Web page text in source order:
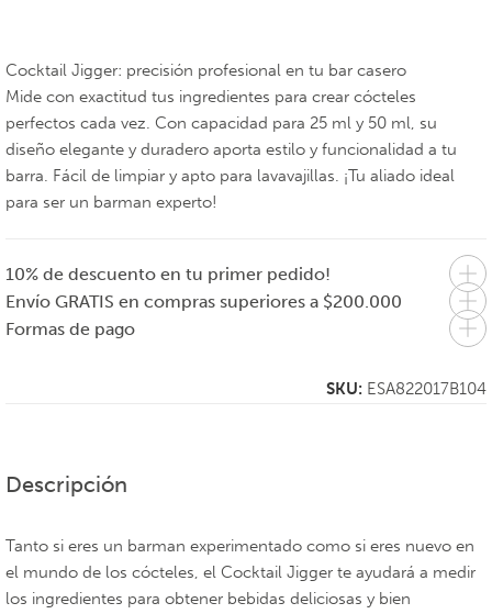
Cocktail Jigger: precisión profesional en tu bar casero
Mide con exactitud tus ingredientes para crear cócteles
perfectos cada vez. Con capacidad para 25 ml y 50 ml, su
diseño elegante y duradero aporta estilo y funcionalidad a tu
barra. Fácil de limpiar y apto para lavavajillas. ¡Tu aliado ideal
para ser un barman experto!
10% de descuento en tu primer pedido!
Envío GRATIS en compras superiores a $200.000
Formas de pago
SKU: ESA822017B104
Descripción
Tanto si eres un barman experimentado como si eres nuevo en
el mundo de los cócteles, el Cocktail Jigger te ayudará a medir
los ingredientes para obtener bebidas deliciosas y bien